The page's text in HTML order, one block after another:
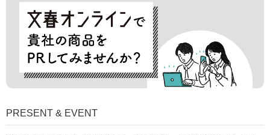
PRESENT & EVENT